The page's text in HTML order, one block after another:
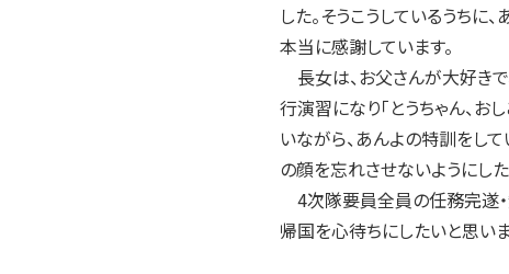
した。そうこうしているうちに
本当に感謝しています。
長女は、お父さんが大好きで
行演習になり「とうちゃん、お
いながら、あんよの特訓をし
の顔を忘れさせないようにした
4次隊要員全員の任務完遂・
帰国を心待ちにしたいと思いま